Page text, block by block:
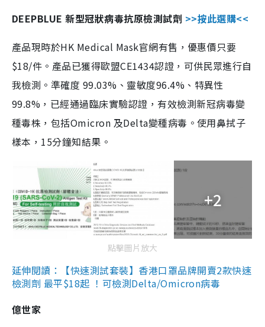
DEEPBLUE 新型冠狀病毒抗原檢測試劑 >>按此選購<<
產品現時於HK Medical Mask官網有售，優惠價只要
$18/件。產品已獲得歐盟CE1434認證，可供民眾進行自
我檢測。準確度 99.03%、靈敏度96.4%、特異性
99.8%，已經通過臨床實驗認證，有效檢測新冠病毒變
種毒株，包括Omicron 及Delta變種病毒。使用鼻拭子
樣本，15分鐘知結果。
+2
點擊圖片放大
延伸閱讀：【快速測試套裝】香港口罩品牌開賣2款快速
檢測劑 最平$18起 ！可檢測Delta/Omicron病毒
億世家